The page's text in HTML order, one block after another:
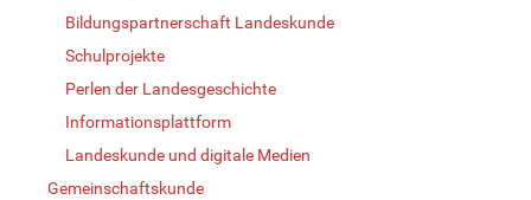
Bildungspartnerschaft Landeskunde
Schulprojekte
Perlen der Landesgeschichte
Informationsplattform
Landeskunde und digitale Medien
Gemeinschaftskunde